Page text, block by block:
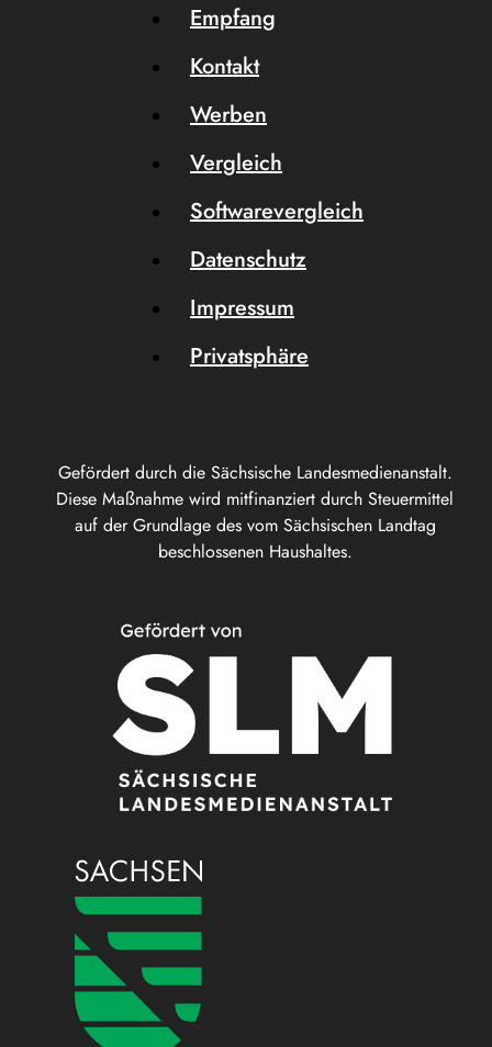
Gefördert durch die Sächsische Landesmedienanstalt.
Diese Maßnahme wird mitfinanziert durch Steuermittel
auf der Grundlage des vom Sächsischen Landtag
beschlossenen Haushaltes.
Empfang
Kontakt
Werben
Vergleich
Softwarevergleich
Datenschutz
Impressum
Privatsphäre